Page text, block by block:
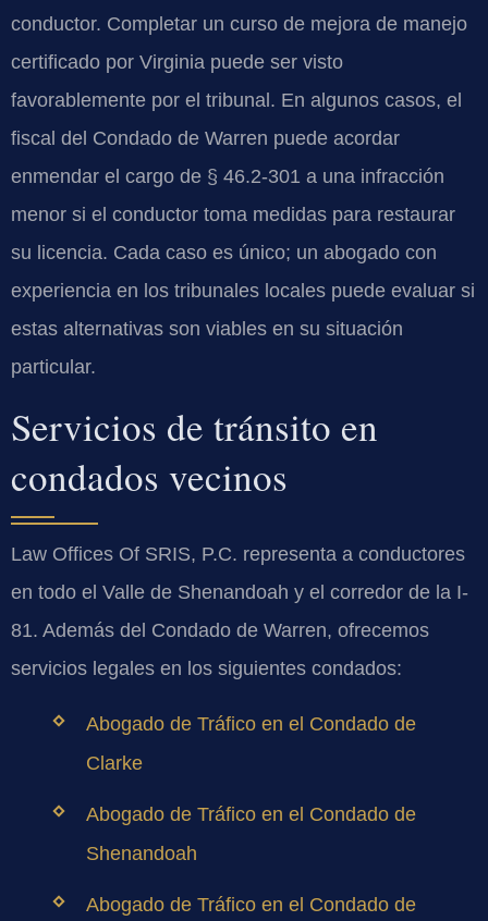
conductor. Completar un curso de mejora de manejo
certificado por Virginia puede ser visto
favorablemente por el tribunal. En algunos casos, el
fiscal del Condado de Warren puede acordar
enmendar el cargo de § 46.2-301 a una infracción
menor si el conductor toma medidas para restaurar
su licencia. Cada caso es único; un abogado con
experiencia en los tribunales locales puede evaluar si
estas alternativas son viables en su situación
particular.
Servicios de tránsito en
condados vecinos
Law Offices Of SRIS, P.C. representa a conductores
en todo el Valle de Shenandoah y el corredor de la I-
81. Además del Condado de Warren, ofrecemos
servicios legales en los siguientes condados:
Abogado de Tráfico en el Condado de
Clarke
Abogado de Tráfico en el Condado de
Shenandoah
Abogado de Tráfico en el Condado de